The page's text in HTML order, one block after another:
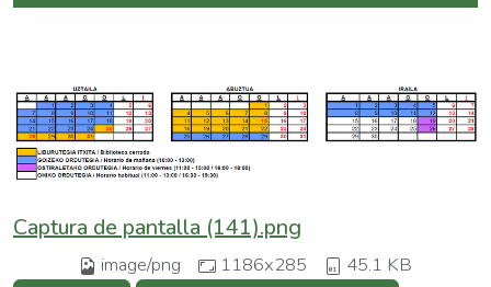
Captura de pantalla (141).png
image/png 1186x285 45.1 KB